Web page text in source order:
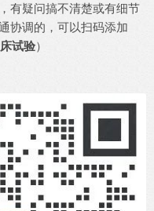
有疑问搞不清楚或有细节
协调的，可以扫码添加
试验）